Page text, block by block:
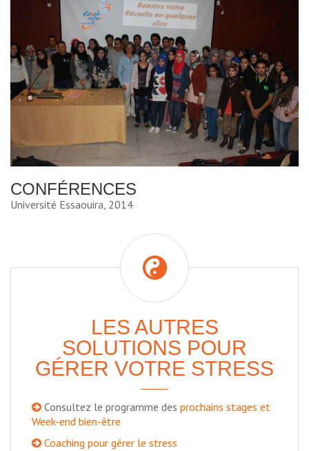
CONFÉRENCES
Université Essaouira, 2014
LES AUTRES
SOLUTIONS POUR
GÉRER VOTRE STRESS
Consultez le programme des prochains stages et
Week-end bien-être
Coaching pour gérer le stress